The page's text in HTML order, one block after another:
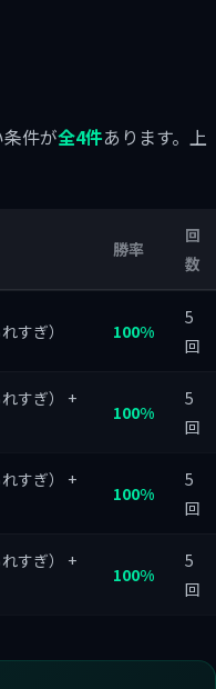
件が全4件あります。上
勝率
回
数
すぎ） 100%
5
回
すぎ） +
100%
5
回
すぎ） +
100%
5
回
すぎ） +
100%
5
回